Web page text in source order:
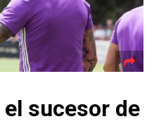
sucesor de